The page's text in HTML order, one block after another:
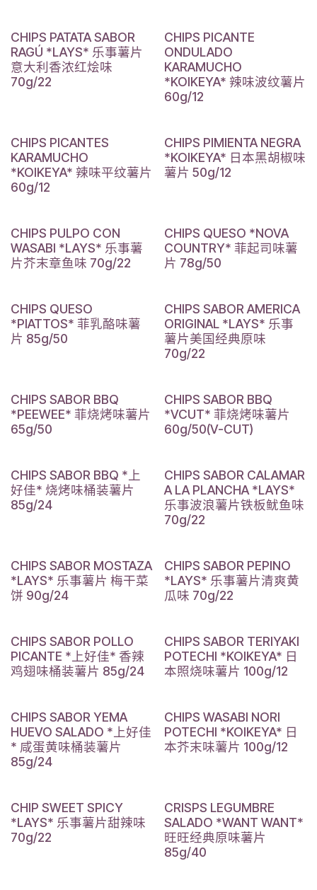
CHIPS PATATA SABOR
RAGÚ *LAYS* 乐事薯片
意大利香浓红烩味
70g/22
CHIPS PICANTE
ONDULADO
KARAMUCHO
*KOIKEYA* 辣味波纹薯片
60g/12
CHIPS PICANTES
KARAMUCHO
*KOIKEYA* 辣味平纹薯片
60g/12
CHIPS PIMIENTA NEGRA
*KOIKEYA* 日本黑胡椒味
薯片 50g/12
CHIPS PULPO CON
WASABI *LAYS* 乐事薯
片芥末章鱼味 70g/22
CHIPS QUESO *NOVA
COUNTRY* 菲起司味薯
片 78g/50
CHIPS QUESO
*PIATTOS* 菲乳酪味薯
片 85g/50
CHIPS SABOR AMERICA
ORIGINAL *LAYS* 乐事
薯片美国经典原味
70g/22
CHIPS SABOR BBQ
*PEEWEE* 菲烧烤味薯片
65g/50
CHIPS SABOR BBQ
*VCUT* 菲烧烤味薯片
60g/50(V-CUT)
CHIPS SABOR BBQ *上
好佳* 烧烤味桶装薯片
85g/24
CHIPS SABOR CALAMAR
A LA PLANCHA *LAYS*
乐事波浪薯片铁板鱿鱼味
70g/22
CHIPS SABOR MOSTAZA
*LAYS* 乐事薯片 梅干菜
饼 90g/24
CHIPS SABOR PEPINO
*LAYS* 乐事薯片清爽黄
瓜味 70g/22
CHIPS SABOR POLLO
PICANTE *上好佳* 香辣
鸡翅味桶装薯片 85g/24
CHIPS SABOR TERIYAKI
POTECHI *KOIKEYA* 日
本照烧味薯片 100g/12
CHIPS SABOR YEMA
HUEVO SALADO *上好佳
* 咸蛋黄味桶装薯片
85g/24
CHIPS WASABI NORI
POTECHI *KOIKEYA* 日
本芥末味薯片 100g/12
CHIP SWEET SPICY
*LAYS* 乐事薯片甜辣味
70g/22
CRISPS LEGUMBRE
SALADO *WANT WANT*
旺旺经典原味薯片
85g/40